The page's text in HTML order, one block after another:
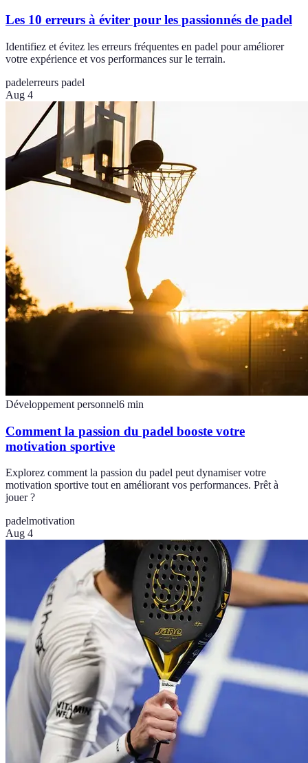
Les 10 erreurs à éviter pour les passionnés de padel
Identifiez et évitez les erreurs fréquentes en padel pour améliorer
votre expérience et vos performances sur le terrain.
padelerreurs padel
Aug 4
Développement personnel6 min
Comment la passion du padel booste votre
motivation sportive
Explorez comment la passion du padel peut dynamiser votre
motivation sportive tout en améliorant vos performances. Prêt à
jouer ?
padelmotivation
Aug 4